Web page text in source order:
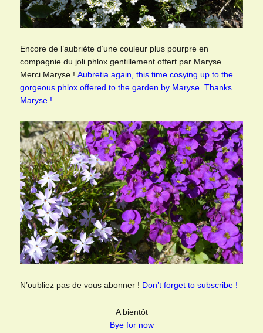
Encore de l’aubriète d’une couleur plus pourpre en
compagnie du joli phlox gentillement offert par Maryse.
Merci Maryse !Aubretia again, this time cosying up to the
gorgeous phlox offered to the garden by Maryse. Thanks
Maryse !
N’oubliez pas de vous abonner ! Don’t forget to subscribe !
A bientôt
Bye for now